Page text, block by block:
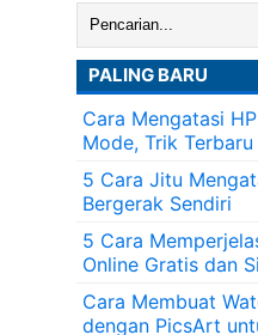
Cari:
PALING BARU
Cara Mengatasi
Mode, Trik Terbaru
5 Cara Jitu
Bergerak Sendiri
5 Cara
Online Gratis dan
Cara Membuat
dengan PicsArt